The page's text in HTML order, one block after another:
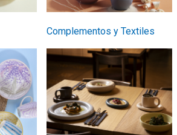
Complementos y Textiles